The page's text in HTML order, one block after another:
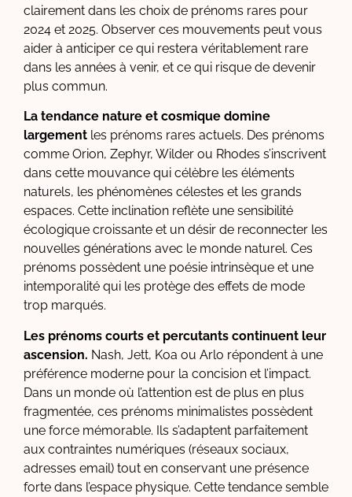
clairement dans les choix de prénoms rares pour
2024 et 2025. Observer ces mouvements peut vous
aider à anticiper ce qui restera véritablement rare
dans les années à venir, et ce qui risque de devenir
plus commun.
La tendance nature et cosmique domine
largement les prénoms rares actuels. Des prénoms
comme Orion, Zephyr, Wilder ou Rhodes s’inscrivent
dans cette mouvance qui célèbre les éléments
naturels, les phénomènes célestes et les grands
espaces. Cette inclination reflète une sensibilité
écologique croissante et un désir de reconnecter les
nouvelles générations avec le monde naturel. Ces
prénoms possèdent une poésie intrinsèque et une
intemporalité qui les protège des effets de mode
trop marqués.
Les prénoms courts et percutants continuent leur
ascension. Nash, Jett, Koa ou Arlo répondent à une
préférence moderne pour la concision et l’impact.
Dans un monde où l’attention est de plus en plus
fragmentée, ces prénoms minimalistes possèdent
une force mémorable. Ils s’adaptent parfaitement
aux contraintes numériques (réseaux sociaux,
adresses email) tout en conservant une présence
forte dans l’espace physique. Cette tendance semble